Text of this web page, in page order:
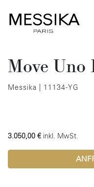
Move
Messika | 11134-YG
3.050,00 € inkl. MwSt.